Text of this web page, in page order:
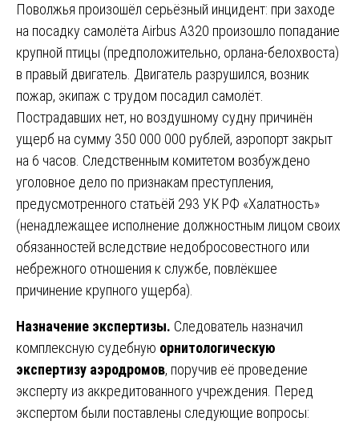
Поволжья произошёл серьёзный инцидент: при заходе
на посадку самолёта Airbus A320 произошло попадание
крупной птицы (предположительно, орлана-белохвоста)
в правый двигатель. Двигатель разрушился, возник
пожар, экипаж с трудом посадил самолёт.
Пострадавших нет, но воздушному судну причинён
ущерб на сумму 350 000 000 рублей, аэропорт закрыт
на 6 часов. Следственным комитетом возбуждено
уголовное дело по признакам преступления,
предусмотренного статьёй 293 УК РФ «Халатность»
(ненадлежащее исполнение должностным лицом своих
обязанностей вследствие недобросовестного или
небрежного отношения к службе, повлёкшее
причинение крупного ущерба).
Назначение экспертизы. Следователь назначил
комплексную судебную орнитологическую
экспертизу аэродромов, поручив её проведение
эксперту из аккредитованного учреждения. Перед
экспертом были поставлены следующие вопросы: